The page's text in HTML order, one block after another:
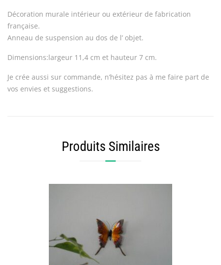
Décoration murale intérieur ou extérieur de fabrication
française.
Anneau de suspension au dos de l’ objet.
Dimensions:largeur 11,4 cm et hauteur 7 cm.
Je crée aussi sur commande, n’hésitez pas à me faire part de
vos envies et suggestions.
Produits Similaires